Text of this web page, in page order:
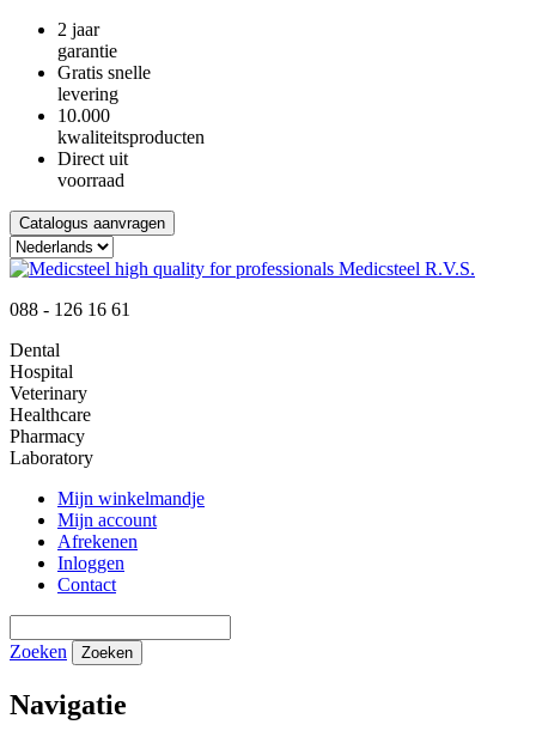
2 jaar
garantie
Gratis snelle
levering
10.000
kwaliteitsproducten
Direct uit
voorraad
Catalogus aanvragen
088 - 126 16 61
Dental
Hospital
Veterinary
Healthcare
Pharmacy
Laboratory
Mijn winkelmandje
Mijn account
Afrekenen
Inloggen
Contact
Zoeken Zoeken
Navigatie